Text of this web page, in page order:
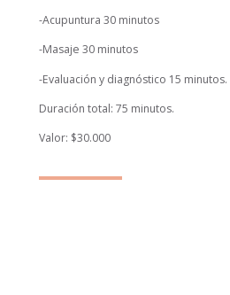
-Acupuntura 30 minutos
-Masaje 30 minutos
-Evaluación y diagnóstico 15 minutos.
Duración total: 75 minutos.
Valor: $30.000